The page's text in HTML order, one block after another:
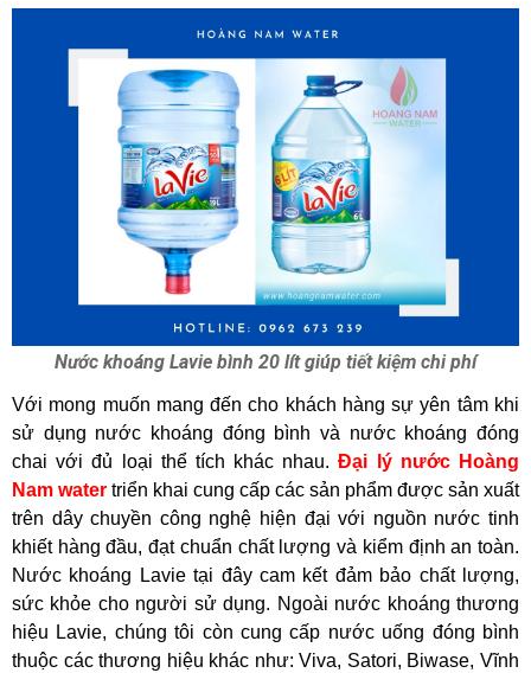
Nước khoáng Lavie bình 20 lít giúp tiết kiệm chi phí
Với mong muốn mang đến cho khách hàng sự yên tâm khi
sử dụng nước khoáng đóng bình và nước khoáng đóng
chai với đủ loại thể tích khác nhau.Đại lý nước Hoàng
Nam water triển khai cung cấp các sản phẩm được sản xuất
trên dây chuyền công nghệ hiện đại với nguồn nước tinh
khiết hàng đầu, đạt chuẩn chất lượng và kiểm định an toàn.
Nước khoáng Lavie tại đây cam kết đảm bảo chất lượng,
sức khỏe cho người sử dụng. Ngoài nước khoáng thương
hiệu Lavie, chúng tôi còn cung cấp nước uống đóng bình
thuộc các thương hiệu khác như: Viva, Satori, Biwase, Vĩnh